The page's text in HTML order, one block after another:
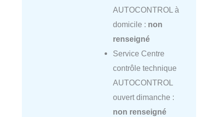
AUTOCONTROL à
domicile : non
renseigné
Service Centre
contrôle technique
AUTOCONTROL
ouvert dimanche :
non renseigné